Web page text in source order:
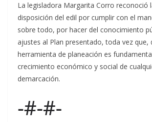
La legisladora Margarita Corro reconoció
disposición del edil por cumplir con el
sobre todo, por hacer del conocimiento
ajustes al Plan presentado, toda vez que,
herramienta de planeación es
crecimiento económico y social de
demarcación.
-#-#-